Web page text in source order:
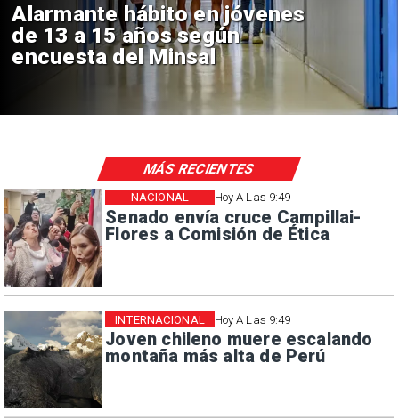
Alarmante hábito en jóvenes
de 13 a 15 años según
encuesta del Minsal
Hoy A Las 9:49
Senado envía cruce Campillai-
Flores a Comisión de Ética
NACIONAL
Hoy A Las 9:49
Joven chileno muere escalando
montaña más alta de Perú
INTERNACIONAL
MÁS RECIENTES